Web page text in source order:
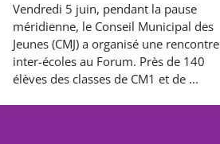
Vendredi 5 juin, pendant la pause
méridienne, le Conseil Municipal des
Jeunes (CMJ) a organisé une rencontre
inter-écoles au Forum. Près de 140
élèves des classes de CM1 et de ...